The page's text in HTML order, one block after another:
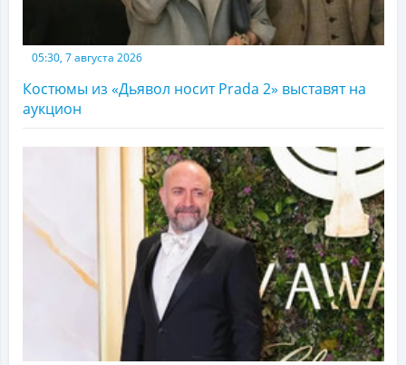
05:30, 7 августа 2026
Костюмы из «Дьявол носит Prada 2» выставят на
аукцион